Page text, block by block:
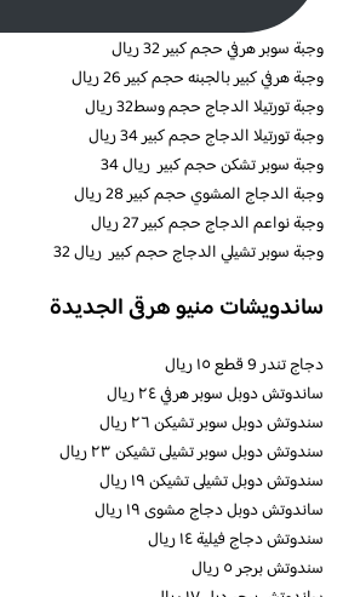
وجبة سوبر هرفي حجم كبير 32 ريال
وجبة هرفي كبير بالجبنه حجم كبير 26 ريال
وجبة تورتيلا الدجاج حجم وسط32 ريال
وجبة تورتيلا الدجاج حجم كبير 34 ريال
وجبة سوبر تشكن حجم كبير
وجبة الدجاج المشوي حجم كبير 28 ريال
وجبة نواعم الدجاج حجم كبير 27 ريال
وجبة سوبر تشيلي الدجاج حجم كبير
ساندويشات منيو هرقى الجديدة
دجاج تندر 9 قطع ١٥ ريال
ساندوتش دوبل سوبر هرفي ٢٤ ريال
سندوتش دوبل سوبر تشيكن ٢٦ ريال
سندوتش دوبل سوبر تشيلى تشيكن ٢٣ ريال
سندوتش دوبل تشيلى تشيكن ١٩ ريال
ساندوتش دوبل دجاج مشوى ١٩ ريال
سندوتش دجاج فيلية ١٤ ريال
سندوتش برجر ٥ ريال